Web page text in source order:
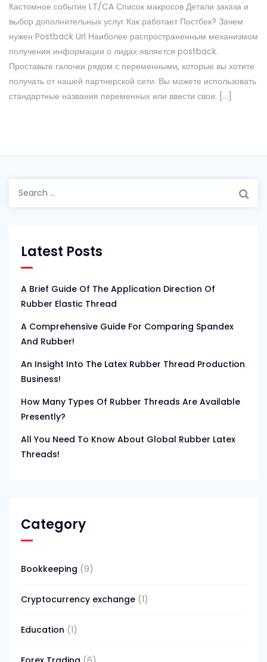
Кастомное событие LT/CA Список макросов Детали заказа и
выбор дополнительных услуг Как работает Постбек? Зачем
нужен Postback Url Наиболее распространенным механизмом
получения информации о лидах является postback.
Проставьте галочки рядом с переменными, которые вы хотите
получать от нашей партнерской сети. Вы можете использовать
стандартные названия переменных или ввести свои. […]
Latest Posts
A Brief Guide Of The Application Direction Of
Rubber Elastic Thread
A Comprehensive Guide For Comparing Spandex
And Rubber!
An Insight Into The Latex Rubber Thread Production
Business!
How Many Types Of Rubber Threads Are Available
Presently?
All You Need To Know About Global Rubber Latex
Threads!
Category
Bookkeeping (9)
Cryptocurrency exchange (1)
Education (1)